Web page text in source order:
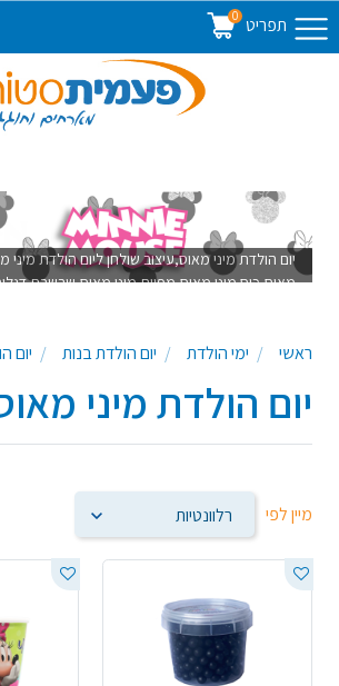
תפריט 0
יום הולדת מיני מאוס,עיצוב שולחן ליום הולדת מיני
מאוס,כוס מיני מאוס,מפיות מיני מאוס,שרשרת
ראשי ימי הולדת יום הולדת בנות יום
יום הולדת מיני
מיין לפי